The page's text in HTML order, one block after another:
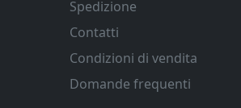
Spedizione
Contatti
Condizioni di vendita
Domande frequenti